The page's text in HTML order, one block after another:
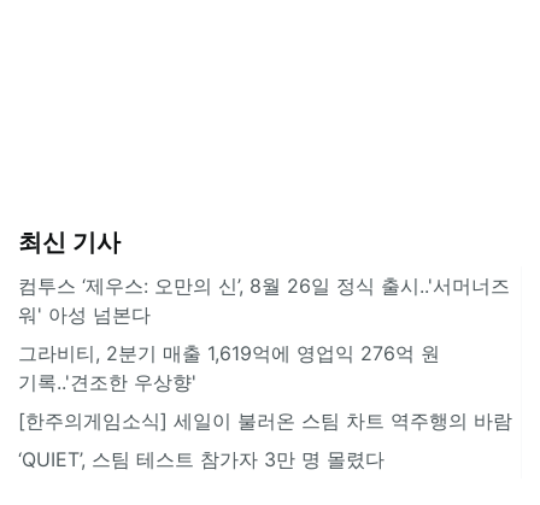
최신 기사
컴투스 ‘제우스: 오만의 신’, 8월 26일 정식 출시..'서머너즈
워' 아성 넘본다
그라비티, 2분기 매출 1,619억에 영업익 276억 원
기록..'견조한 우상향'
[한주의게임소식] 세일이 불러온 스팀 차트 역주행의 바람
‘QUIET’, 스팀 테스트 참가자 3만 명 몰렸다